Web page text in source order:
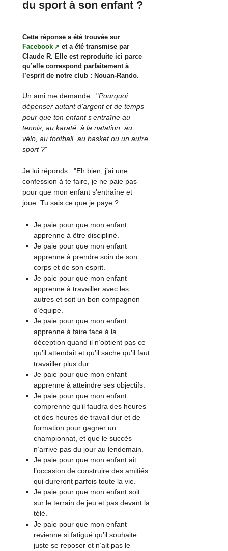
du sport à son enfant ?
Cette réponse a été trouvée sur
Facebook
et a été transmise par
Claude R. Elle est reproduite ici parce
qu’elle correspond parfaitement à
l’esprit de notre club : Nouan-Rando.
Un ami me demande : "Pourquoi
dépenser autant d’argent et de temps
pour que ton enfant s’entraîne au
tennis, au karaté, à la natation, au
vélo, au football, au basket ou un autre
sport ?"
Je lui réponds : "Eh bien, j’ai une
confession à te faire, je ne paie pas
pour que mon enfant s’entraîne et
joue.Tu sais ce que je paye ?
Je paie pour que mon enfant
apprenne à être discipliné.
Je paie pour que mon enfant
apprenne à prendre soin de son
corps et de son esprit.
Je paie pour que mon enfant
apprenne à travailler avec les
autres et soit un bon compagnon
d’équipe.
Je paie pour que mon enfant
apprenne à faire face à la
déception quand il n’obtient pas ce
qu’il attendait et qu’il sache qu’il faut
travailler plus dur.
Je paie pour que mon enfant
apprenne à atteindre ses objectifs.
Je paie pour que mon enfant
comprenne qu’il faudra des heures
et des heures de travail dur et de
formation pour gagner un
championnat, et que le succès
n’arrive pas du jour au lendemain.
Je paie pour que mon enfant ait
l’occasion de construire des amitiés
qui dureront parfois toute la vie.
Je paie pour que mon enfant soit
sur le terrain de jeu et pas devant la
télé.
Je paie pour que mon enfant
revienne si fatigué qu’il souhaite
juste se reposer et n’ait pas le